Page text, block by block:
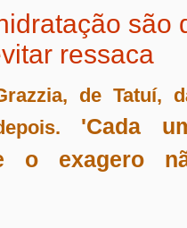
são
ressaca
de Tatuí,
'Cada
o exagero